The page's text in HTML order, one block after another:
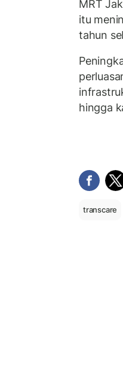
MRT
itu
tahun
hingga
transcare